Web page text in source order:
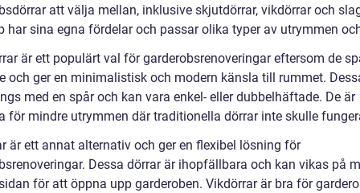
att välja mellan, inklusive skjutdörrar, vikdörrar och
har sina egna fördelar och passar olika typer av utrymmen
är ett populärt val för garderobsrenoveringar eftersom de
och ger en minimalistisk och modern känsla till rummet.
med en spår och kan vara enkel- eller dubbelhäftade. De är
för mindre utrymmen där traditionella dörrar inte skulle
är ett annat alternativ och ger en flexibel lösning för
Dessa dörrar är ihopfällbara och kan vikas på
för att öppna upp garderoben. Vikdörrar är bra för